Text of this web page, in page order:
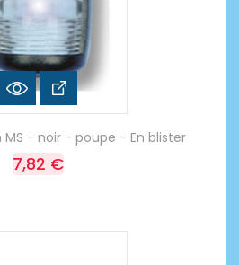
- noir - poupe - En blister
7,82 €